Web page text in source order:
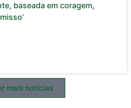
baseada em coragem,
mais notícias